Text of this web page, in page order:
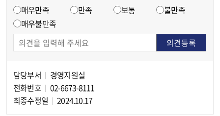
매우만족 만족 보통
불만족
매우불만족
담당부서
경영지원실
전화번호
02-6673-8111
최종수정일
2024.10.17